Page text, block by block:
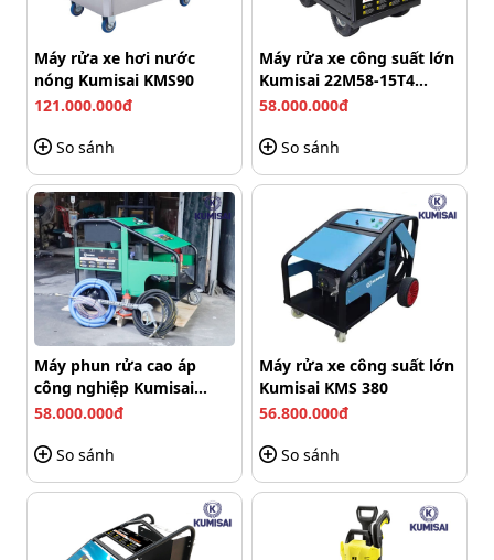
Cách tháo lắp các béc phun đơn giản, nhanh chóng
Các béc phun: Mỗi màu béc phun sẽ có tác dụng điều
chỉnh tia nước khác nhau. Béc phun của Palada
18M17.5-3T4 gồm 0 độ, 15 độ, 25 độ và 40 độ. Ngoài
ra, model còn có thêm béc phun xà phòng tạo thuận
lợi tối đa cho các công việc.
Những ưu điểm của máy bơm rửa
xe cao áp Palada 18M17.5-3T4
Kumisai, Palada, IPC,... luôn là những thương hiệu hàng
đầu cung cấpmáy phun rửa cao áptại nước ta. Máy
rửa xe Palada 18M17.5-3T4 nhận được nhiều lời khen
ngợi từ phía người sử dụng với ưu điểm:
Máy rửa xe hơi nước
nóng Kumisai KMS90
121.000.000đ
So sánh
Máy rửa xe công suất lớn
Kumisai 22M58-15T4
(15Kw)
58.000.000đ
So sánh
Máy phun rửa cao áp
công nghiệp Kumisai
KMS-350/15
58.000.000đ
So sánh
Máy rửa xe công suất lớn
Kumisai KMS 380
56.800.000đ
So sánh